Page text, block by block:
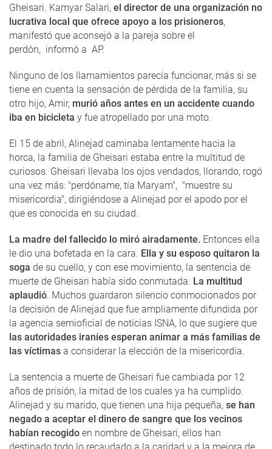
Gheisari. Kamyar Salari, el director de una organización no
lucrativa local que ofrece apoyo a los prisioneros,
manifestó que aconsejó a la pareja sobre el
perdón, informó a AP.
Ninguno de los llamamientos parecía funcionar, más si se
tiene en cuenta la sensación de pérdida de la familia, su
otro hijo, Amir, murió años antes en un accidente cuando
iba en bicicleta y fue atropellado por una moto.
El 15 de abril, Alinejad caminaba lentamente hacia la
horca, la familia de Gheisari estaba entre la multitud de
curiosos. Gheisari llevaba los ojos vendados, llorando, rogó
una vez más: "perdóname, tía Maryam", "muestre su
misericordia", dirigiéndose a Alinejad por el apodo por el
que es conocida en su ciudad.
La madre del fallecido lo miró airadamente. Entonces ella
le dio una bofetada en la cara. Ella y su esposo quitaron la
soga de su cuello, y con ese movimiento, la sentencia de
muerte de Gheisari había sido conmutada. La multitud
aplaudió. Muchos guardaron silencio conmocionados por
la decisión de Alinejad que fue ampliamente difundida por
la agencia semioficial de noticias ISNA, lo que sugiere que
las autoridades iraníes esperan animar a más familias de
las víctimas a considerar la elección de la misericordia.
La sentencia a muerte de Gheisari fue cambiada por 12
años de prisión, la mitad de los cuales ya ha cumplido.
Alinejad y su marido, que tienen una hija pequeña, se han
negado a aceptar el dinero de sangre que los vecinos
habían recogido en nombre de Gheisari, ellos han